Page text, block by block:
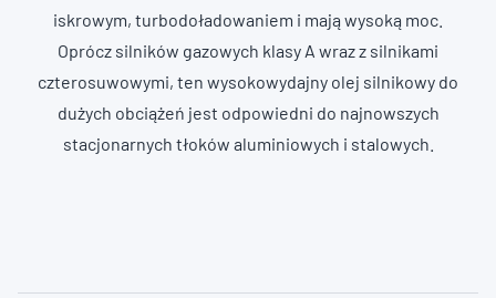
iskrowym, turbodoładowaniem i mają wysoką moc.
Oprócz silników gazowych klasy A wraz z silnikami
czterosuwowymi, ten wysokowydajny olej silnikowy do
dużych obciążeń jest odpowiedni do najnowszych
stacjonarnych tłoków aluminiowych i stalowych.